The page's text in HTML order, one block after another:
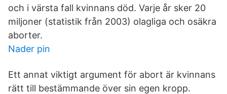
och i värsta fall kvinnans död. Varje år sker 20
miljoner (statistik från 2003) olagliga och osäkra
aborter.
Nader pin
Ett annat viktigt argument för abort är kvinnans
rätt till bestämmande över sin egen kropp.